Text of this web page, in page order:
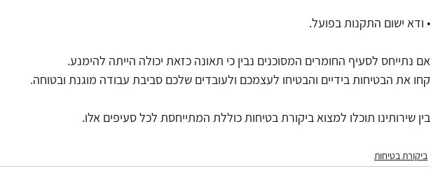
• ודא ישום התקנות בפועל.
אם נתייחס לסעיף החומרים המסוכנים נבין כי תאונה כזאת יכולה הייתה להימנע.
קחו את הבטיחות בידיים והבטיחו לעצמכם ולעובדים שלכם סביבת עבודה מוגנת ובטוחה.
בין שירותינו תוכלו למצוא ביקורת בטיחות כוללת המתייחסת לכל סעיפים אלו.
ביקורת בטיחות